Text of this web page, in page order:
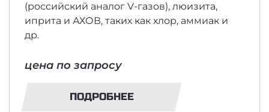
(российский аналог V-газов), люизита,
иприта и АХОВ, таких как хлор, аммиак и
др.
цена по запросу
ПОДРОБНЕЕ